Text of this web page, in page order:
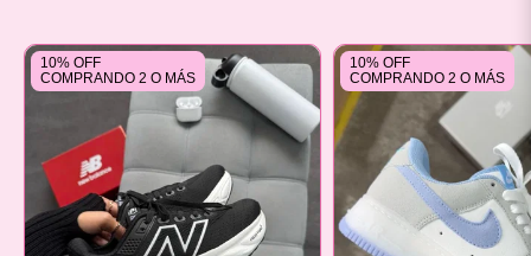
10% OFF
COMPRANDO 2 O MÁS
10% OFF
COMPRANDO 2 O MÁS